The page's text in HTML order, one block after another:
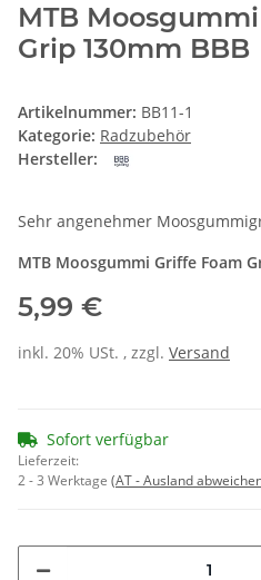
MTB
Grip 130mm BBB
Artikelnummer: BB11-1
Kategorie: Radzubehör
Hersteller:
Sehr angenehmer
MTB Moosgummi Griffe Foam
5,99 €
inkl. 20% USt. , zzgl. Versand
Sofort verfügbar
Lieferzeit:
2 - 3 Werktage (AT - Ausland